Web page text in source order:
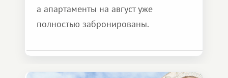
а апартаменты на август уже
полностью забронированы.